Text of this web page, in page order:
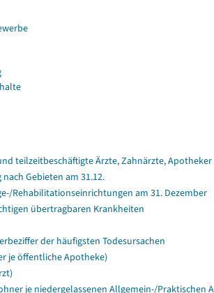
teilzeitbeschäftigte Ärzte, Zahnärzte,
Gebieten am 31.12.
Rehabilitationseinrichtungen am 31. Dezember
übertragbaren Krankheiten
der häufigsten Todesursachen
je öffentliche Apotheke)
je niedergelassenen Allgemein-/Praktischen